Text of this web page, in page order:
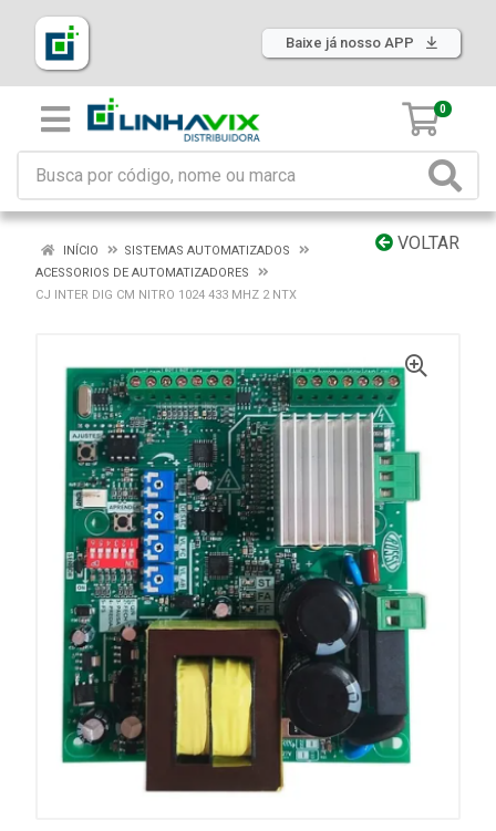
Baixe já nosso APP
0
VOLTAR
INÍCIO
SISTEMAS AUTOMATIZADOS
ACESSORIOS DE AUTOMATIZADORES
CJ INTER DIG CM NITRO 1024 433 MHZ 2 NTX